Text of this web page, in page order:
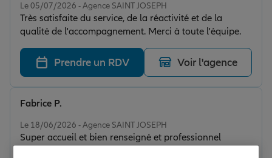
Retraite
Tous nos devis d'assurance
Le 05/07/2026 - Agence SAINT JOSEPH
Très satisfaite du service, de la réactivité et de la
qualité de l'accompagnement. Merci à toute l'équipe.
Prendre un RDV Voir l'agence
Le 18/06/2026 - Agence SAINT JOSEPH
Super accueil et bien renseigné et professionnel
Fabrice P.